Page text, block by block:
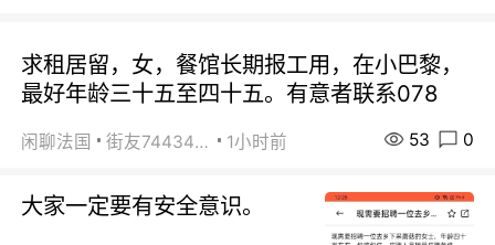
求租居留，女，餐馆长期报工用，在小巴黎，
最好年龄三十五至四十五。有意者联系078
闲聊法国 街友74434350 1小时前 53 0
大家一定要有安全意识。